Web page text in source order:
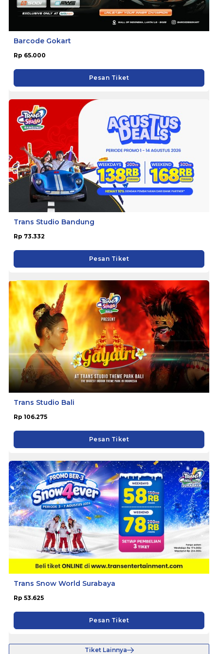
Barcode Gokart
Rp 65.000
Pesan Tiket
Trans Studio Bandung
Rp 73.332
Pesan Tiket
Trans Studio Bali
Rp 106.275
Pesan Tiket
Trans Snow World Surabaya
Rp 53.625
Pesan Tiket
Tiket Lainnya